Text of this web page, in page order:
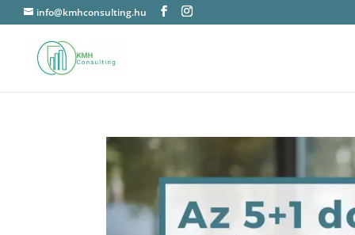
info@kmhconsulting.hu